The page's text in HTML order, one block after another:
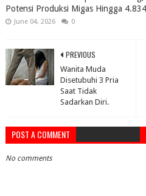
Potensi Produksi Migas Hingga
June 04, 2026 0
PREVIOUS
Wanita Muda
Disetubuhi 3 Pria
Saat Tidak
Sadarkan Diri.
POST A COMMENT
No comments